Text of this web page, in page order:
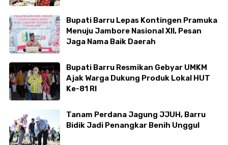
Bupati Barru Lepas Kontingen Pramuka
Menuju Jambore Nasional XII, Pesan
Jaga Nama Baik Daerah
Bupati Barru Resmikan Gebyar UMKM
Ajak Warga Dukung Produk Lokal HUT
Ke-81 RI
Tanam Perdana Jagung JJUH, Barru
Bidik Jadi Penangkar Benih Unggul